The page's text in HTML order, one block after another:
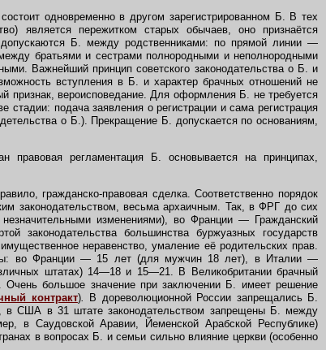
одновременно в другом зарегистрированном Б. В тех
является пережитком старых обычаев, оно признаётся
Б. между родственниками: по прямой линии —
братьями и сестрами полнородными и неполнородными
Важнейший принцип советского законодательства о Б. и
вступления в Б. и характер брачных отношений не
признак, вероисповедание. Для оформления Б. не требуется
подача заявления о регистрации и сама регистрация
о Б.). Прекращение Б. допускается по основаниям,
правовая регламентация Б. основывается на принципах,
гражданско-правовая сделка. Соответственно порядок
законодательством, весьма архаичным. Так, в ФРГ до сих
изменениями), во Франции — Гражданский
законодательства большинства буржуазных государств
неравенство, умаление её родительских прав.
во Франции — 15 лет (для мужчин 18 лет), в Италии —
штатах) 14—18 и 15—21. В Великобритании брачный
большое значение при заключении Б. имеет решение
контракт).
В дореволюционной России запрещались Б.
США в 31 штате законодательством запрещены Б. между
в Саудовской Аравии, Йеменской Арабской Республике)
в вопросах Б. и семьи сильно влияние церкви (особенно